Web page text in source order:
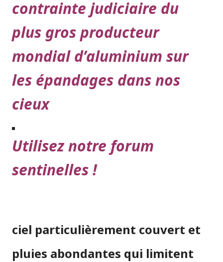
contrainte judiciaire du
plus gros producteur
mondial d’aluminium sur
les épandages dans nos
cieux
Utilisez notre forum
sentinelles !
ciel particulièrement couvert et
pluies abondantes qui limitent